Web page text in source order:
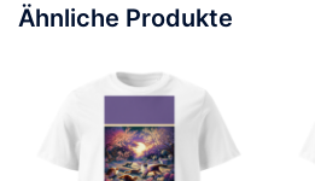
Ähnliche Produkte